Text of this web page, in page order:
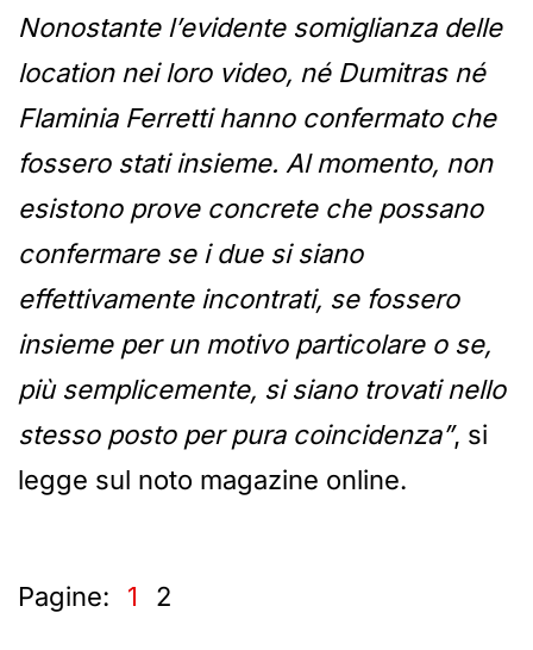
Nonostante l’evidente somiglianza delle
location nei loro video, né Dumitras né
Flaminia Ferretti hanno confermato che
fossero stati insieme. Al momento, non
esistono prove concrete che possano
confermare se i due si siano
effettivamente incontrati, se fossero
insieme per un motivo particolare o se,
più semplicemente, si siano trovati nello
stesso posto per pura coincidenza”, si
legge sul noto magazine online.
Pagine: 1 2